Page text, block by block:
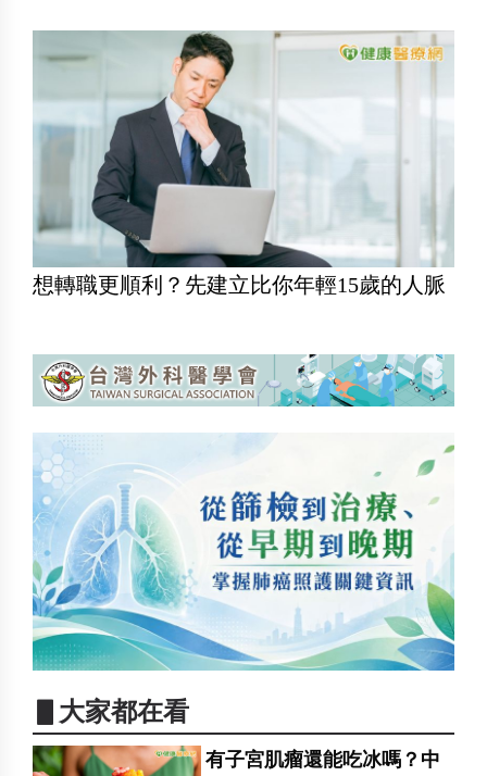
想轉職更順利？先建立比你年輕15歲的人脈
▋大家都在看
有子宮肌瘤還能吃冰嗎？中